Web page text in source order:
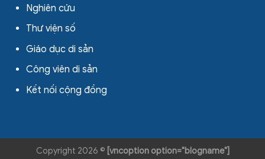
Nghiên cứu
Thư viện số
Giáo dục di sản
Công viên di sản
Kết nối cộng đồng
Copyright 2026 © [vncoption option="blogname"]